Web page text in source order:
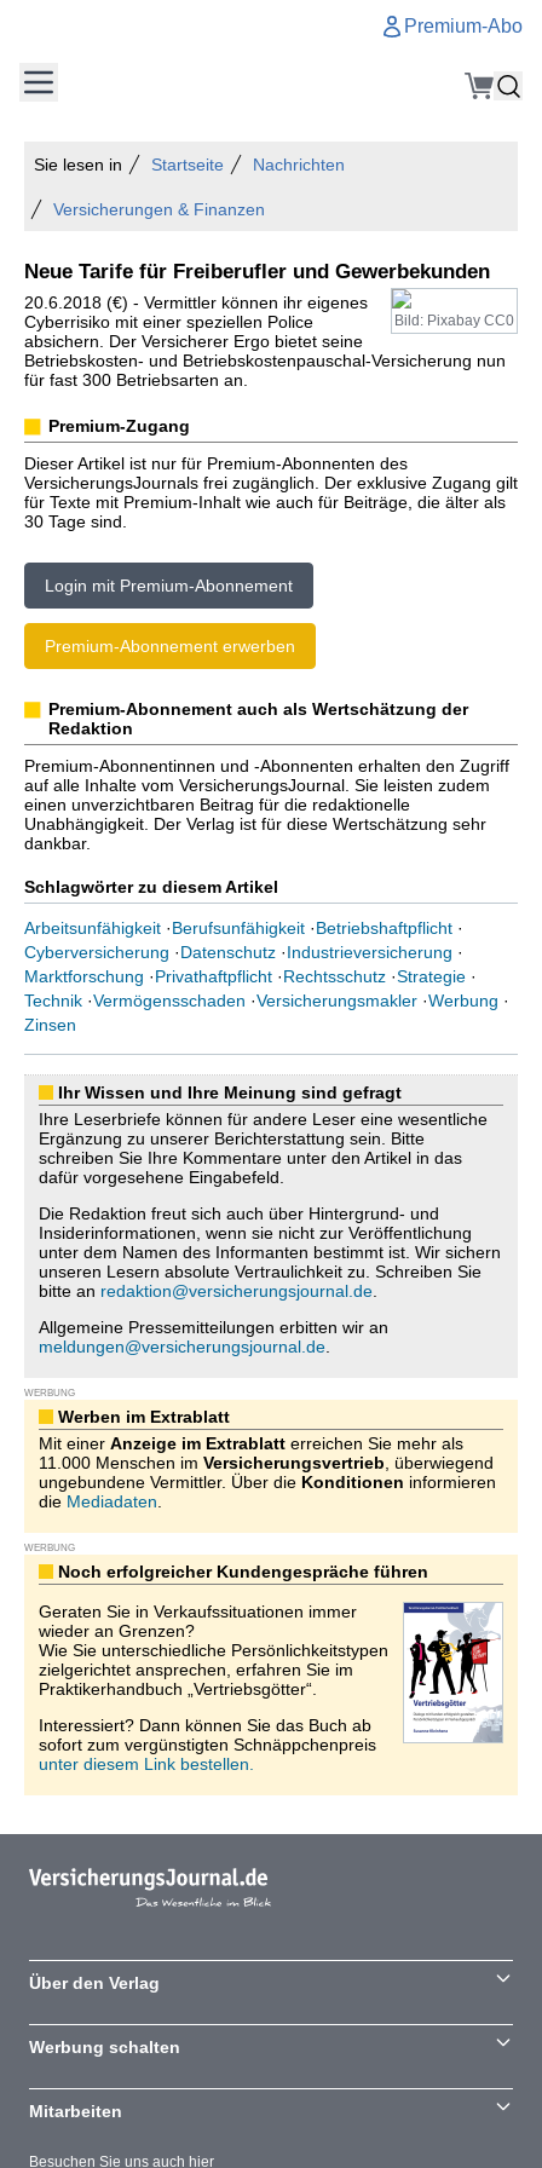
Premium-Abo
Sie lesen in Startseite Nachrichten
Versicherungen & Finanzen
Neue Tarife für Freiberufler und Gewerbekunden
Bild: Pixabay CC0
20.6.2018 (€) - Vermittler können ihr eigenes
Cyberrisiko mit einer speziellen Police
absichern. Der Versicherer Ergo bietet seine
Betriebskosten- und Betriebskostenpauschal-Versicherung nun
für fast 300 Betriebsarten an.
Premium-Zugang
Dieser Artikel ist nur für Premium-Abonnenten des
VersicherungsJournals frei zugänglich. Der exklusive Zugang gilt
für Texte mit Premium-Inhalt wie auch für Beiträge, die älter als
30 Tage sind.
Login mit Premium-Abonnement
Premium-Abonnement erwerben
Premium-Abonnement auch als Wertschätzung der
Redaktion
Premium-Abonnentinnen und -Abonnenten erhalten den Zugriff
auf alle Inhalte vom VersicherungsJournal. Sie leisten zudem
einen unverzichtbaren Beitrag für die redaktionelle
Unabhängigkeit. Der Verlag ist für diese Wertschätzung sehr
dankbar.
Schlagwörter zu diesem Artikel
Arbeitsunfähigkeit ·Berufsunfähigkeit ·Betriebshaftpflicht ·
Cyberversicherung ·Datenschutz ·Industrieversicherung ·
Marktforschung ·Privathaftpflicht ·Rechtsschutz ·Strategie ·
Technik ·Vermögensschaden ·Versicherungsmakler ·Werbung ·
Zinsen
Ihr Wissen und Ihre Meinung sind gefragt
Ihre Leserbriefe können für andere Leser eine wesentliche
Ergänzung zu unserer Berichterstattung sein. Bitte
schreiben Sie Ihre Kommentare unter den Artikel in das
dafür vorgesehene Eingabefeld.
Die Redaktion freut sich auch über Hintergrund- und
Insiderinformationen, wenn sie nicht zur Veröffentlichung
unter dem Namen des Informanten bestimmt ist. Wir sichern
unseren Lesern absolute Vertraulichkeit zu. Schreiben Sie
bitte an redaktion@versicherungsjournal.de
Allgemeine Pressemitteilungen erbitten wir an
meldungen@versicherungsjournal.de
WERBUNG
Werben im Extrablatt
Mit einer Anzeige im Extrablatt erreichen Sie mehr als
11.000 Menschen im Versicherungsvertrieb , überwiegend
ungebundene Vermittler. Über die Konditionen informieren
die Mediadaten
WERBUNG
Noch erfolgreicher Kundengespräche führen
Geraten Sie in Verkaufssituationen immer
wieder an Grenzen?
Wie Sie unterschiedliche Persönlichkeitstypen
zielgerichtet ansprechen, erfahren Sie im
Praktikerhandbuch „Vertriebsgötter“.
Interessiert? Dann können Sie das Buch ab
sofort zum vergünstigten Schnäppchenpreis
unter diesem Link bestellen.
Besuchen Sie uns auch hier
Über den Verlag
Werbung schalten
Mitarbeiten